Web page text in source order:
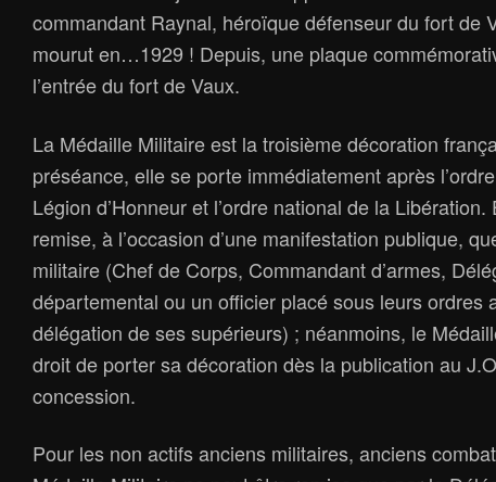
commandant Raynal, héroïque défenseur du fort de
mourut en…1929 ! Depuis, une plaque
l’entrée du fort de Vaux.
La Médaille Militaire est la troisième décoration
préséance, elle se porte immédiatement après
Légion d’Honneur et l’ordre national de la
remise, à l’occasion d’une manifestation publique,
militaire (Chef de Corps, Commandant d’armes,
départemental ou un officier placé sous leurs ordres
délégation de ses supérieurs) ; néanmoins, le
droit de porter sa décoration dès la publication au
concession.
Pour les non actifs anciens militaires, anciens